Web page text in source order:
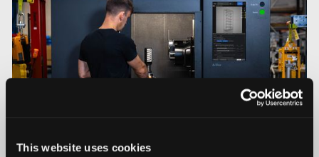
This website uses cookies